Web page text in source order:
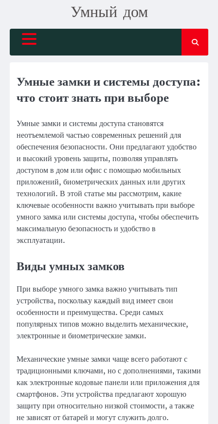
content
Умный дом
Умные замки и системы доступа:
что стоит знать при выборе
Умные замки и системы доступа становятся
неотъемлемой частью современных решений для
обеспечения безопасности. Они предлагают удобство
и высокий уровень защиты, позволяя управлять
доступом в дом или офис с помощью мобильных
приложений, биометрических данных или других
технологий. В этой статье мы рассмотрим, какие
ключевые особенности важно учитывать при выборе
умного замка или системы доступа, чтобы обеспечить
максимальную безопасность и удобство в
эксплуатации.
Виды умных замков
При выборе умного замка важно учитывать тип
устройства, поскольку каждый вид имеет свои
особенности и преимущества. Среди самых
популярных типов можно выделить механические,
электронные и биометрические замки.
Механические умные замки чаще всего работают с
традиционными ключами, но с дополнениями, такими
как электронные кодовые панели или приложения для
смартфонов. Эти устройства предлагают хорошую
защиту при относительно низкой стоимости, а также
не зависят от батарей и могут служить долго.